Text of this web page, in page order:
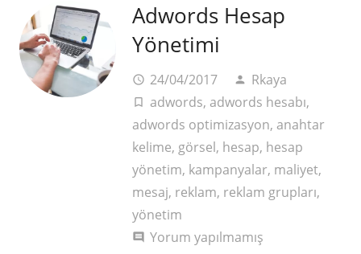
Adwords Hesap
Yönetimi
access_time 24/04/2017 person Rkaya
turned_in_not adwords, adwords hesabı,
adwords optimizasyon, anahtar
kelime, görsel, hesap, hesap
yönetim, kampanyalar, maliyet,
mesaj, reklam, reklam grupları,
yönetim
comment Yorum yapılmamış